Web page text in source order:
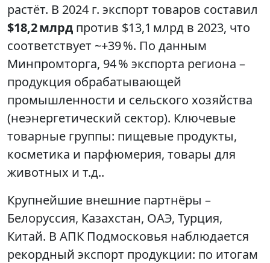
растёт. В 2024 г. экспорт товаров составил
$18,2 млрд против $13,1 млрд в 2023, что
соответствует ~+39 %. По данным
Минпромторга, 94 % экспорта региона –
продукция обрабатывающей
промышленности и сельского хозяйства
(неэнергетический сектор). Ключевые
товарные группы: пищевые продукты,
косметика и парфюмерия, товары для
животных и т.д..
Крупнейшие внешние партнёры –
Белоруссия, Казахстан, ОАЭ, Турция,
Китай. В АПК Подмосковья наблюдается
рекордный экспорт продукции: по итогам